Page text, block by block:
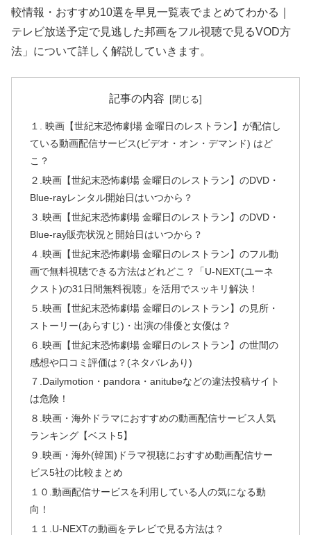
較情報・おすすめ10選を早見一覧表でまとめてわかる｜
テレビ放送予定で見逃した邦画をフル視聴で見るVOD方
法」について詳しく解説していきます。
記事の内容
１. 映画【世紀末恐怖劇場 金曜日のレストラン】が配信し
ている動画配信サービス(ビデオ・オン・デマンド) はど
こ？
２.映画【世紀末恐怖劇場 金曜日のレストラン】のDVD・
Blue-rayレンタル開始日はいつから？
３.映画【世紀末恐怖劇場 金曜日のレストラン】のDVD・
Blue-ray販売状況と開始日はいつから？
４.映画【世紀末恐怖劇場 金曜日のレストラン】のフル動
画で無料視聴できる方法はどれどこ？「U-NEXT(ユーネ
クスト)の31日間無料視聴」を活用でスッキリ解決！
５.映画【世紀末恐怖劇場 金曜日のレストラン】の見所・
ストーリー(あらすじ)・出演の俳優と女優は？
６.映画【世紀末恐怖劇場 金曜日のレストラン】の世間の
感想や口コミ評価は？(ネタバレあり)
７.Dailymotion・pandora・anitubeなどの違法投稿サイト
は危険！
８.映画・海外ドラマにおすすめの動画配信サービス人気
ランキング【ベスト5】
９.映画・海外(韓国)ドラマ視聴におすすめ動画配信サー
ビス5社の比較まとめ
１０.動画配信サービスを利用している人の気になる動
向！
１１.U-NEXTの動画をテレビで見る方法は？